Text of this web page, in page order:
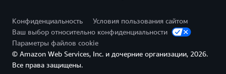
Конфиденциальность
Условия пользования сайтом
Ваш выбор относительно конфиденциальности
Параметры файлов cookie
© Amazon Web Services, Inc. и дочерние организации, 2026.
Все права защищены.